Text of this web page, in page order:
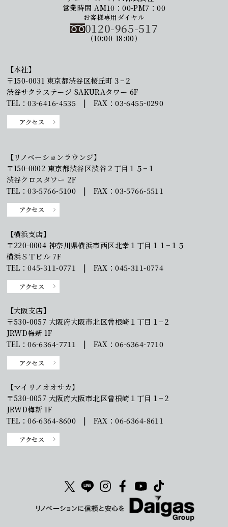
営業時間 AM10：00-PM7：00
お客様専用ダイヤル
0120-965-517
（10:00-18:00）
【本社】
〒150-0031 東京都渋谷区桜丘町３−２
渋谷サクラステージ SAKURAタワー 6F
TEL：03-6416-4535 | FAX：03-6455-0290
アクセス
【リノベーションラウンジ】
〒150-0002 東京都渋谷区渋谷２丁目１５−１
渋谷クロスタワー 2F
TEL：03-5766-5100 | FAX：03-5766-5511
アクセス
【横浜支店】
〒220-0004 神奈川県横浜市西区北幸１丁目１１−１５
横浜ＳＴビル 7F
TEL：045-311-0771 | FAX：045-311-0774
アクセス
【大阪支店】
〒530-0057 大阪府大阪市北区曾根崎１丁目１−２
JRWD梅新 1F
TEL：06-6364-7711 | FAX：06-6364-7710
アクセス
【マイリノオオサカ】
〒530-0057 大阪府大阪市北区曾根崎１丁目１−２
JRWD梅新 1F
TEL：06-6364-8600 | FAX：06-6364-8611
アクセス